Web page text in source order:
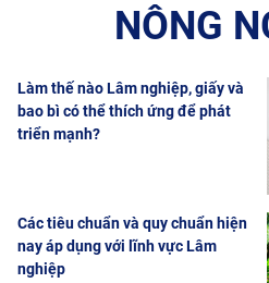
NÔNG
Làm thế nào Lâm nghiệp, giấy và
bao bì có thể thích ứng để phát
triển mạnh?
Các tiêu chuẩn và quy chuẩn hiện
nay áp dụng với lĩnh vực Lâm
nghiệp